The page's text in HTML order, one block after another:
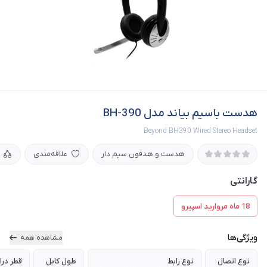
هدست باسیم بیاند مدل BH-390
Beyond BH390 Wired Stereo Headset
هدست و هدفون سیم دار علاقه‌مندی
گارانتی
18 ماه مروارید اسپیرو
ویژگی‌ها مشاهده همه
نوع اتصال نوع رابط طول کابل قطر